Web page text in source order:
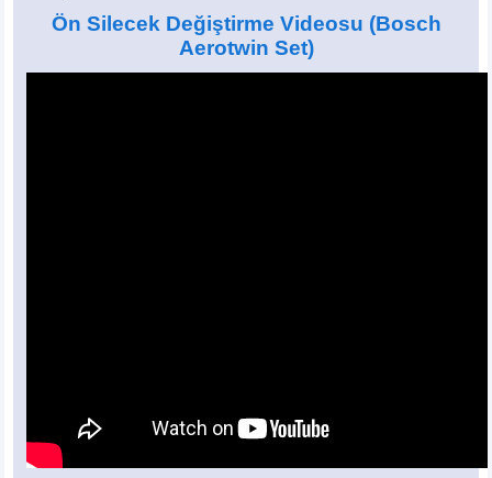
Ön Silecek Değiştirme Videosu (Bosch
Aerotwin Set)